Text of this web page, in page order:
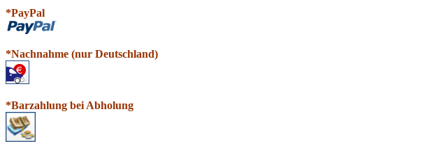
*PayPal
*Nachnahme (nur Deutschland)
*Barzahlung bei Abholung